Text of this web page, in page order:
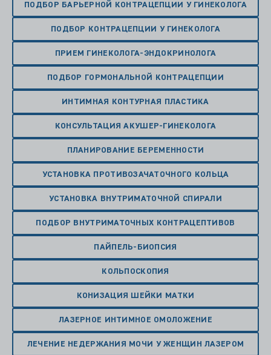
ПОДБОР БАРЬЕРНОЙ КОНТРАЦЕПЦИИ У ГИНЕКОЛОГА
ПОДБОР КОНТРАЦЕПЦИИ У ГИНЕКОЛОГА
ПРИЕМ ГИНЕКОЛОГА-ЭНДОКРИНОЛОГА
ПОДБОР ГОРМОНАЛЬНОЙ КОНТРАЦЕПЦИИ
ИНТИМНАЯ КОНТУРНАЯ ПЛАСТИКА
КОНСУЛЬТАЦИЯ АКУШЕР-ГИНЕКОЛОГА
ПЛАНИРОВАНИЕ БЕРЕМЕННОСТИ
УСТАНОВКА ПРОТИВОЗАЧАТОЧНОГО КОЛЬЦА
УСТАНОВКА ВНУТРИМАТОЧНОЙ СПИРАЛИ
ПОДБОР ВНУТРИМАТОЧНЫХ КОНТРАЦЕПТИВОВ
ПАЙПЕЛЬ-БИОПСИЯ
КОЛЬПОСКОПИЯ
КОНИЗАЦИЯ ШЕЙКИ МАТКИ
ЛАЗЕРНОЕ ИНТИМНОЕ ОМОЛОЖЕНИЕ
ЛЕЧЕНИЕ НЕДЕРЖАНИЯ МОЧИ У ЖЕНЩИН ЛАЗЕРОМ